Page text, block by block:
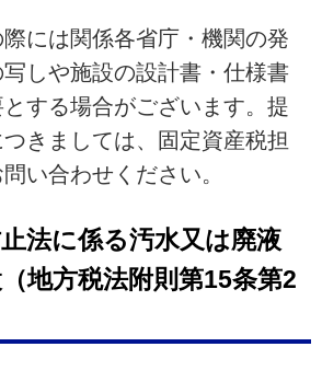
には関係各省庁・機関の発
しや施設の設計書・仕様書
する場合がございます。提
きましては、固定資産税担
い合わせください。
法に係る汚水又は廃液
地方税法附則第15条第2